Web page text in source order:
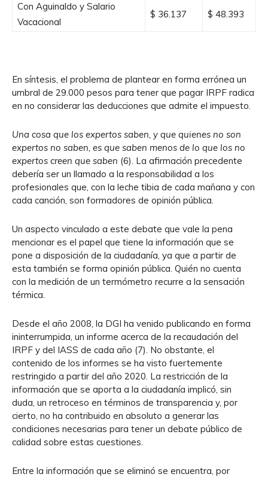
Con Aguinaldo y Salario
Vacacional
$ 36.137 $ 48.393
En síntesis, el problema de plantear en forma errónea un
umbral de 29.000 pesos para tener que pagar IRPF radica
en no considerar las deducciones que admite el impuesto.
Una cosa que los expertos saben, y que quienes no son
expertos no saben, es que saben menos de lo que los no
expertos creen que saben (6). La afirmación precedente
debería ser un llamado a la responsabilidad a los
profesionales que, con la leche tibia de cada mañana y con
cada canción, son formadores de opinión pública.
Un aspecto vinculado a este debate que vale la pena
mencionar es el papel que tiene la información que se
pone a disposición de la ciudadanía, ya que a partir de
esta también se forma opinión pública. Quién no cuenta
con la medición de un termómetro recurre a la sensación
térmica.
Desde el año 2008, la DGI ha venido publicando en forma
ininterrumpida, un informe acerca de la recaudación del
IRPF y del IASS de cada año (7). No obstante, el
contenido de los informes se ha visto fuertemente
restringido a partir del año 2020. La restricción de la
información que se aporta a la ciudadanía implicó, sin
duda, un retroceso en términos de transparencia y, por
cierto, no ha contribuido en absoluto a generar las
condiciones necesarias para tener un debate público de
calidad sobre estas cuestiones.
Entre la información que se eliminó se encuentra, por